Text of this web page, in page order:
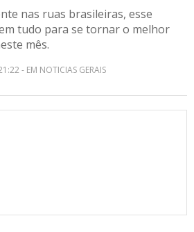
nas ruas brasileiras, esse
tudo para se tornar o melhor
mês.
- EM NOTICIAS GERAIS